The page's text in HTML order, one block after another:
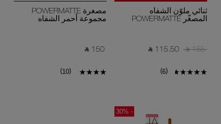
جديد
ثنائي ملوّن الشفاه
المصغّر POWERMATTE
‎ ⃁ 165 ‎
‎ ⃁ 115.50 ‎
(
6
)
مصغرة POWERMATTE
مجموعة أحمر الشفاه
‎ ⃁ 150 ‎
(
10
)
- 30%